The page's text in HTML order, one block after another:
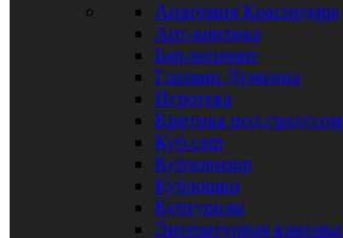
Анатомия Краснодара
Арт-критика
Бар-хоппинг
Глазами Думкина
Игротека
Критика под градусом
Куб.com
Кубловизор
Кублошки
Кубтуризм
Литературная критика